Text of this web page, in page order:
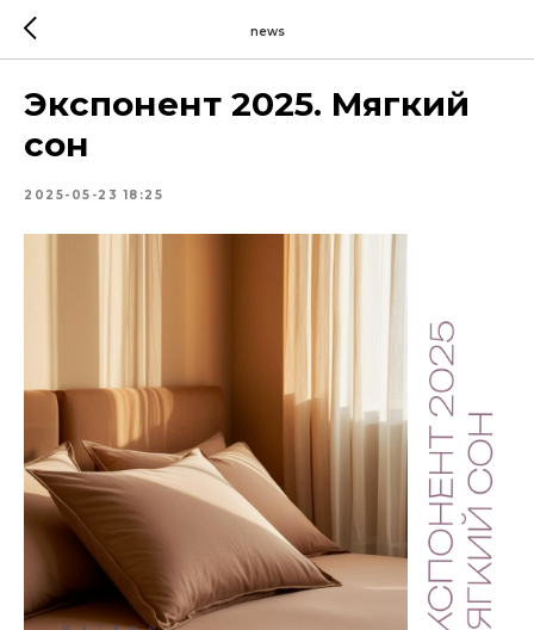
news
Экспонент 2025. Мягкий
сон
2025-05-23 18:25